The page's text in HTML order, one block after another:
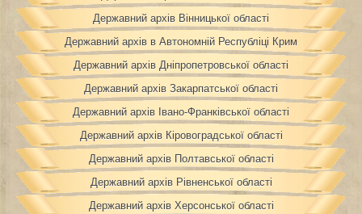
Державний архів Вінницької області
Державний архів в Автономній Республіці Крим
Державний архів Дніпропетровської області
Державний архів Закарпатської області
Державний архів Івано-Франківської області
Державний архів Кіровоградської області
Державний архів Полтавської області
Державний архів Рівненської області
Державний архів Херсонської області